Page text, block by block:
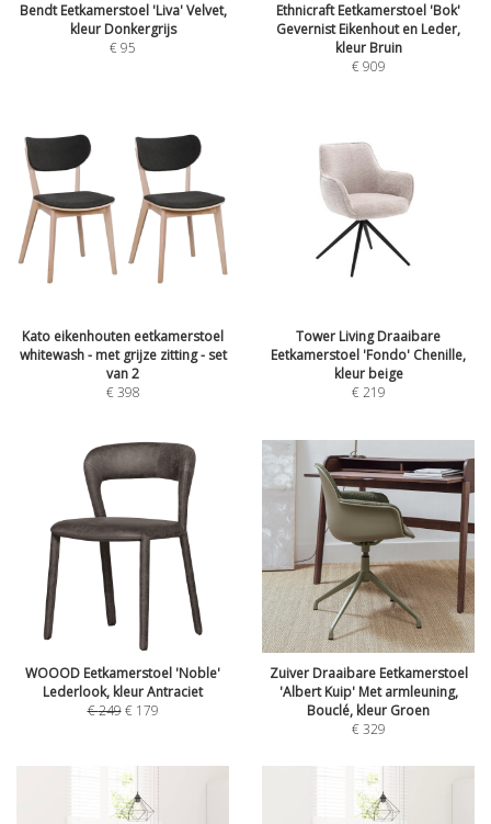
Bendt Eetkamerstoel 'Liva' Velvet,
kleur Donkergrijs
€95
Ethnicraft Eetkamerstoel 'Bok'
Gevernist Eikenhout en Leder,
kleur Bruin
€909
Kato eikenhouten eetkamerstoel
whitewash - met grijze zitting - set
van 2
€398
Tower Living Draaibare
Eetkamerstoel 'Fondo' Chenille,
kleur beige
€219
WOOOD Eetkamerstoel 'Noble'
Lederlook, kleur Antraciet
€249 € 179
Zuiver Draaibare Eetkamerstoel
'Albert Kuip' Met armleuning,
Bouclé, kleur Groen
€329